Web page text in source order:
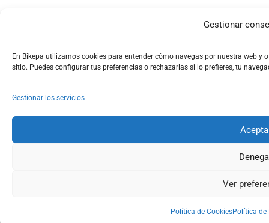
Gestionar
En Bikepa utilizamos cookies para entender cómo navegas por nuestra web
sitio. Puedes configurar tus preferencias o rechazarlas si lo prefieres, tu
Gestionar los servicios
Ver
Política de CookiesPolítica
Account